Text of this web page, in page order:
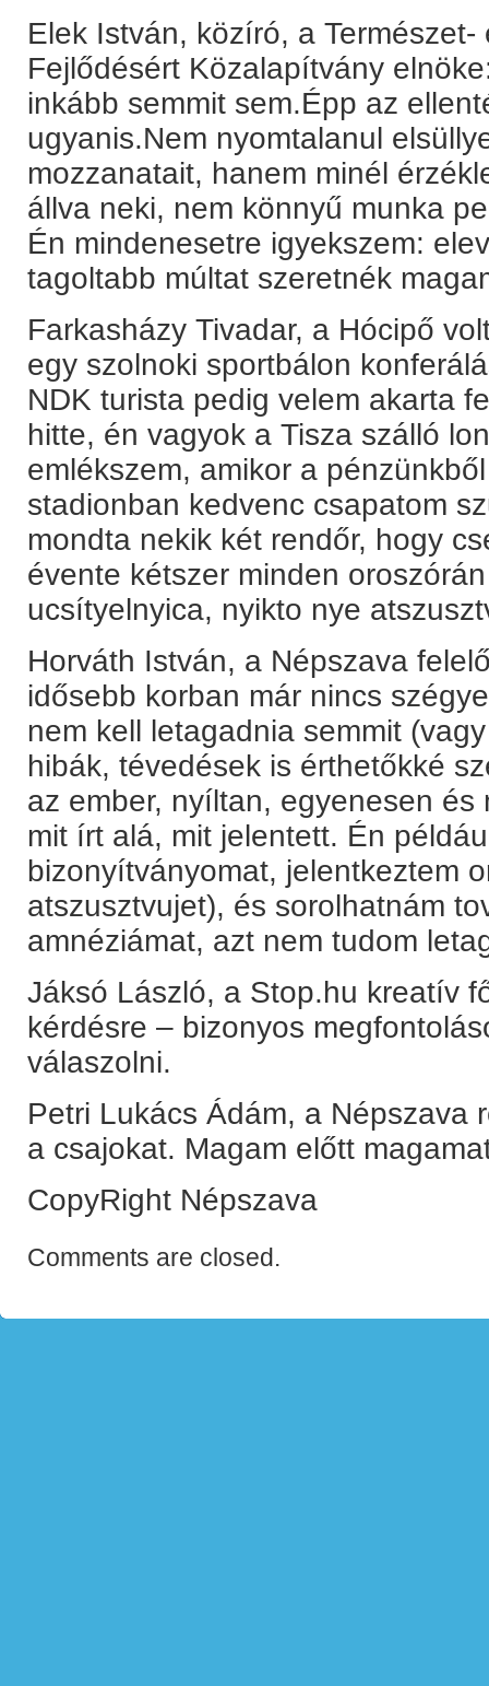
Elek István, közíró, a
Fejlődésért Közalapítvány
inkább semmit sem.Épp az
ugyanis.Nem nyomtalanul
mozzanatait, hanem minél
állva neki, nem könnyű munka
Én mindenesetre igyekszem:
tagoltabb múltat szeretnék
Farkasházy Tivadar, a Hócipő
egy szolnoki sportbálon
NDK turista pedig velem akarta
hitte, én vagyok a Tisza szálló
emlékszem, amikor a
stadionban kedvenc csapatom
mondta nekik két rendőr, hogy
évente kétszer minden
ucsítyelnyica, nyikto nye
Horváth István, a Népszava
idősebb korban már nincs
nem kell letagadnia semmit
hibák, tévedések is érthetőkké
az ember, nyíltan, egyenesen
mit írt alá, mit jelentett. Én
bizonyítványomat, jelentkeztem
atszusztvujet), és sorolhatnám
amnéziámat, azt nem tudom
Jáksó László, a Stop.hu kreatív
kérdésre – bizonyos
válaszolni.
Petri Lukács Ádám, a Népszava
a csajokat. Magam előtt
CopyRight Népszava
Comments are closed.